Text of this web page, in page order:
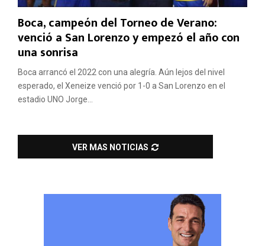
Boca, campeón del Torneo de Verano:
venció a San Lorenzo y empezó el año con
una sonrisa
Boca arrancó el 2022 con una alegría. Aún lejos del nivel
esperado, el Xeneize venció por 1-0 a San Lorenzo en el
estadio UNO Jorge...
VER MAS NOTICIAS